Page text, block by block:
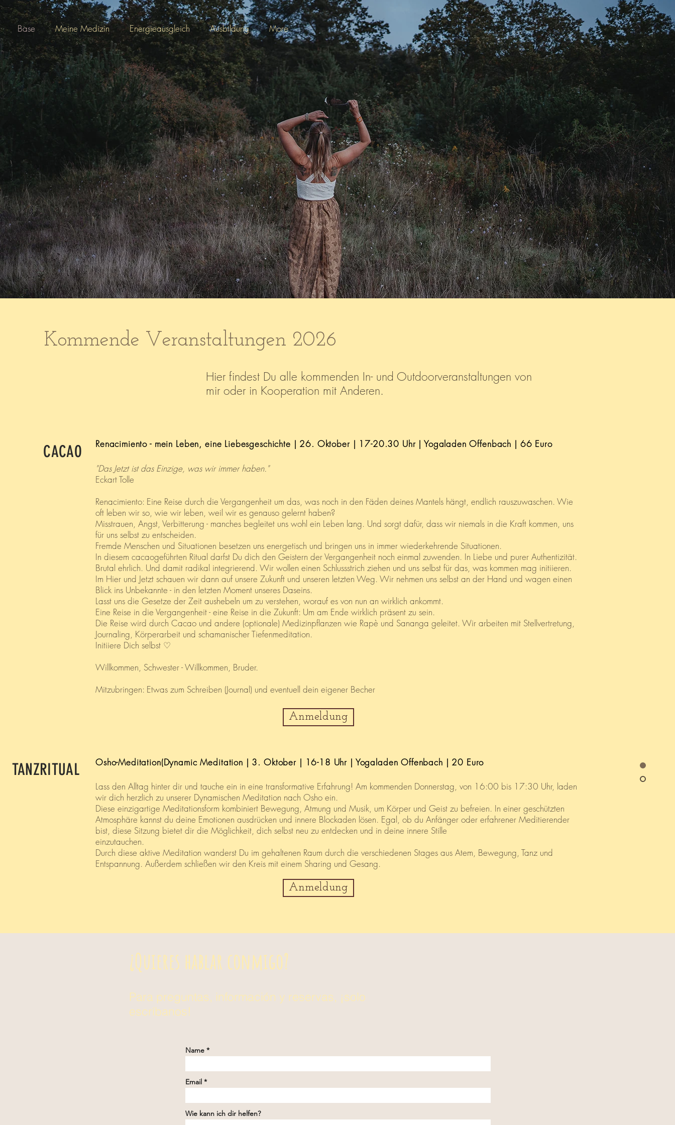
Base Meine Medizin Energieausgleich Ausbildung More
Kommende Veranstaltungen 2026
Hier findest Du alle kommenden In- und Outdoorveranstaltungen von
mir oder in Kooperation mit Anderen.
CACAO
TANZRITUAL
Renacimiento - mein Leben, eine Liebesgeschichte | 26. Oktober | 17-20.30 Uhr | Yogaladen Offenbach | 66 Euro
"Das Jetzt ist das Einzige, was wir immer haben."
Eckart Tolle
Renacimiento: Eine Reise durch die Vergangenheit um das, was noch in den Fäden deines Mantels hängt, endlich rauszuwaschen. Wie
oft leben wir so, wie wir leben, weil wir es genauso gelernt haben?
Misstrauen, Angst, Verbitterung - manches begleitet uns wohl ein Leben lang. Und sorgt dafür, dass wir niemals in die Kraft kommen, uns
für uns selbst zu entscheiden.
Fremde Menschen und Situationen besetzen uns energetisch und bringen uns in immer wiederkehrende Situationen.
In diesem cacaogeführten Ritual darfst Du dich den Geistern der Vergangenheit noch einmal zuwenden. In Liebe und purer Authentizität.
Brutal ehrlich. Und damit radikal integrierend. Wir wollen einen Schlussstrich ziehen und uns selbst für das, was kommen mag initiieren.
Im Hier und Jetzt schauen wir dann auf unsere Zukunft und unseren letzten Weg. Wir nehmen uns selbst an der Hand und wagen einen
Blick ins Unbekannte - in den letzten Moment unseres Daseins.
Lasst uns die Gesetze der Zeit aushebeln um zu verstehen, worauf es von nun an wirklich ankommt.
Eine Reise in die Vergangenheit - eine Reise in die Zukunft: Um am Ende wirklich präsent zu sein.
Die Reise wird durch Cacao und andere (optionale) Medizinpflanzen wie Rapè und Sananga geleitet. Wir arbeiten mit Stellvertretung,
Journaling, Körperarbeit und schamanischer Tiefenmeditation.
Initiiere Dich selbst ♡
Willkommen, Schwester - Willkommen, Bruder.
Mitzubringen: Etwas zum Schreiben (Journal) und eventuell dein eigener Becher
Osho-Meditation(Dynamic Meditation | 3. Oktober | 16-18 Uhr | Yogaladen Offenbach | 20 Euro
Lass den Alltag hinter dir und tauche ein in eine transformative Erfahrung! Am kommenden Donnerstag, von 16:00 bis 17:30 Uhr, laden
wir dich herzlich zu unserer Dynamischen Meditation nach Osho ein.
Diese einzigartige Meditationsform kombiniert Bewegung, Atmung und Musik, um Körper und Geist zu befreien. In einer geschützten
Atmosphäre kannst du deine Emotionen ausdrücken und innere Blockaden lösen. Egal, ob du Anfänger oder erfahrener Meditierender
bist, diese Sitzung bietet dir die Möglichkeit, dich selbst neu zu entdecken und in deine innere Stille
einzutauchen.
Durch diese aktive Meditation wanderst Du im gehaltenen Raum durch die verschiedenen Stages aus Atem, Bewegung, Tanz und
Entspannung. Außerdem schließen wir den Kreis mit einem Sharing und Gesang.
Anmeldung
Anmeldung
¿Quieres hablar conmigo?
Para preguntas, información y reservas, ¡solo
escríbanos!
Name
Email
Wie kann ich dir helfen?